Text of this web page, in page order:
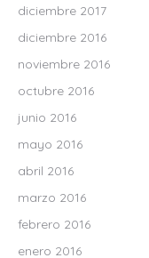
diciembre 2017
diciembre 2016
noviembre 2016
octubre 2016
junio 2016
mayo 2016
abril 2016
marzo 2016
febrero 2016
enero 2016